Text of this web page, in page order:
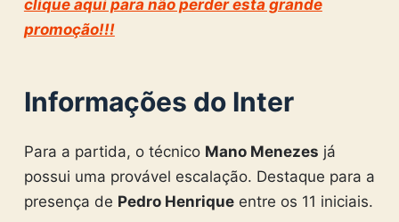
clique aqui para não perder esta grande
promoção!!!
Informações do Inter
Para a partida, o técnico Mano Menezes já
possui uma provável escalação. Destaque para a
presença de Pedro Henriqueentre os 11 iniciais.